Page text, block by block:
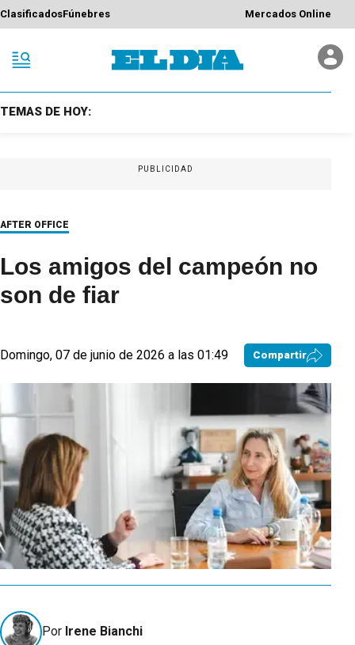
ClasificadosFúnebres Mercados Online
TEMAS DE HOY:
PUBLICIDAD
AFTER OFFICE
Los amigos del campeón no
son de fiar
Domingo, 07 de junio de 2026 a las 01:49 Compartir
Por Irene Bianchi